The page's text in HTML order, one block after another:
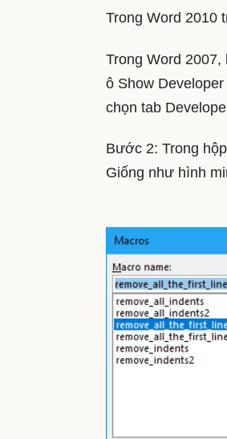
Trong Word 2010
Trong Word
ô Show
chọn tab
Bước 2: Trong
Giống như hình